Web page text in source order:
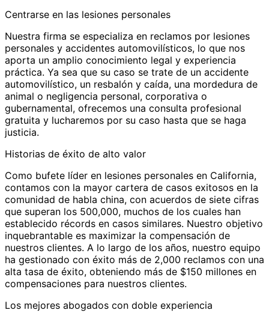
Centrarse en las lesiones personales
Nuestra firma se especializa en reclamos por lesiones
personales y accidentes automovilísticos, lo que nos
aporta un amplio conocimiento legal y experiencia
práctica. Ya sea que su caso se trate de un accidente
automovilístico, un resbalón y caída, una mordedura de
animal o negligencia personal, corporativa o
gubernamental, ofrecemos una consulta profesional
gratuita y lucharemos por su caso hasta que se haga
justicia.
Historias de éxito de alto valor
Como bufete líder en lesiones personales en California,
contamos con la mayor cartera de casos exitosos en la
comunidad de habla china, con acuerdos de siete cifras
que superan los 500,000, muchos de los cuales han
establecido récords en casos similares. Nuestro objetivo
inquebrantable es maximizar la compensación de
nuestros clientes. A lo largo de los años, nuestro equipo
ha gestionado con éxito más de 2,000 reclamos con una
alta tasa de éxito, obteniendo más de $150 millones en
compensaciones para nuestros clientes.
Los mejores abogados con doble experiencia